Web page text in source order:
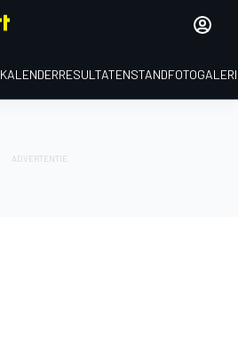
KALENDERRESULTATENSTAND